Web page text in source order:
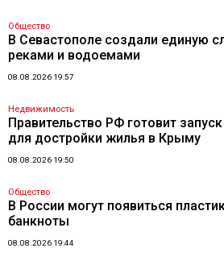
Общество
В Севастополе создали единую
реками и водоемами
08.08.2026 19:57
Недвижимость
Правительство РФ готовит
для достройки жилья в Крыму
08.08.2026 19:50
Общество
В России могут появиться
банкноты
08.08.2026 19:44